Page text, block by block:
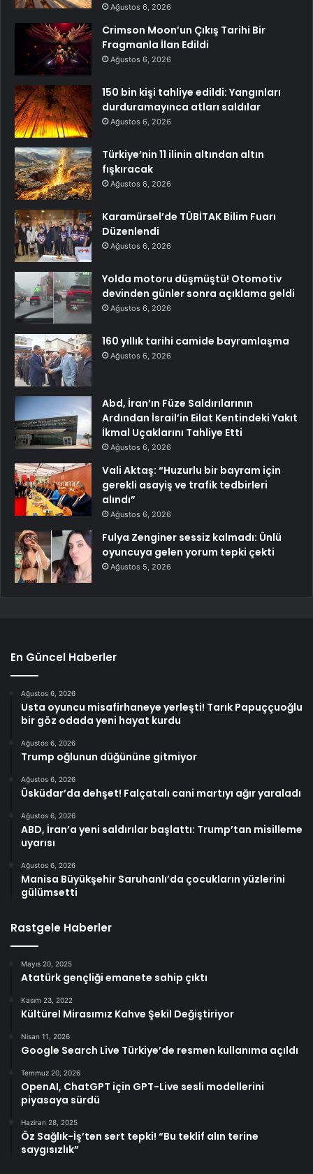
Ağustos 6, 2026
Crimson Moon’un Çıkış Tarihi Bir
Fragmanla İlan Edildi
Ağustos 6, 2026
150 bin kişi tahliye edildi: Yangınları
durduramayınca atları saldılar
Ağustos 6, 2026
Türkiye’nin 11 ilinin altından altın
fışkıracak
Ağustos 6, 2026
Karamürsel’de TÜBİTAK Bilim Fuarı
Düzenlendi
Ağustos 6, 2026
Yolda motoru düşmüştü! Otomotiv
devinden günler sonra açıklama geldi
Ağustos 6, 2026
160 yıllık tarihi camide bayramlaşma
Ağustos 6, 2026
Abd, İran’ın Füze Saldırılarının
Ardından İsrail’in Eilat Kentindeki Yakıt
İkmal Uçaklarını Tahliye Etti
Ağustos 6, 2026
Vali Aktaş: “Huzurlu bir bayram için
gerekli asayiş ve trafik tedbirleri
alındı”
Ağustos 6, 2026
Fulya Zenginer sessiz kalmadı: Ünlü
oyuncuya gelen yorum tepki çekti
Ağustos 5, 2026
En Güncel Haberler
Ağustos 6, 2026
Usta oyuncu misafirhaneye yerleşti! Tarık Papuççuoğlu
bir göz odada yeni hayat kurdu
Ağustos 6, 2026
Trump oğlunun düğününe gitmiyor
Ağustos 6, 2026
Üsküdar’da dehşet! Falçatalı cani martıyı ağır yaraladı
Ağustos 6, 2026
ABD, İran’a yeni saldırılar başlattı: Trump’tan misilleme
uyarısı
Ağustos 6, 2026
Manisa Büyükşehir Saruhanlı’da çocukların yüzlerini
gülümsetti
Rastgele Haberler
Mayıs 20, 2025
Atatürk gençliği emanete sahip çıktı
Kasım 23, 2022
Kültürel Mirasımız Kahve Şekil Değiştiriyor
Nisan 11, 2026
Google Search Live Türkiye’de resmen kullanıma açıldı
Temmuz 20, 2026
OpenAI, ChatGPT için GPT-Live sesli modellerini
piyasaya sürdü
Haziran 28, 2025
Öz Sağlık-İş’ten sert tepki! “Bu teklif alın terine
saygısızlık”